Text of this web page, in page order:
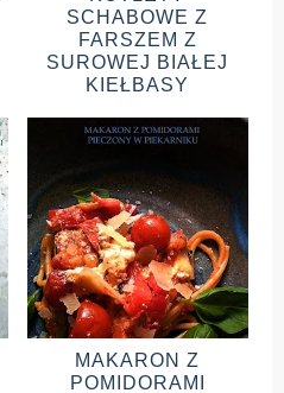
SCHABOWE Z
FARSZEM Z
SUROWEJ BIAŁEJ
KIEŁBASY
MAKARON Z
POMIDORAMI